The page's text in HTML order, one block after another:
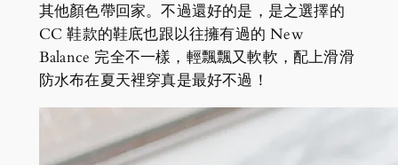
其他顏色帶回家。不過還好的是，是之選擇的
CC 鞋款的鞋底也跟以往擁有過的 New
Balance 完全不一樣，輕飄飄又軟軟，配上滑滑
防水布在夏天裡穿真是最好不過！